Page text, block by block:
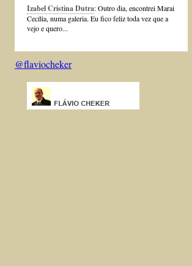
Izabel Cristina Dutra: Outro dia, encontrei Marai
Cecília, numa galeria. Eu fico feliz toda vez que a
vejo e quero...
@flaviocheker